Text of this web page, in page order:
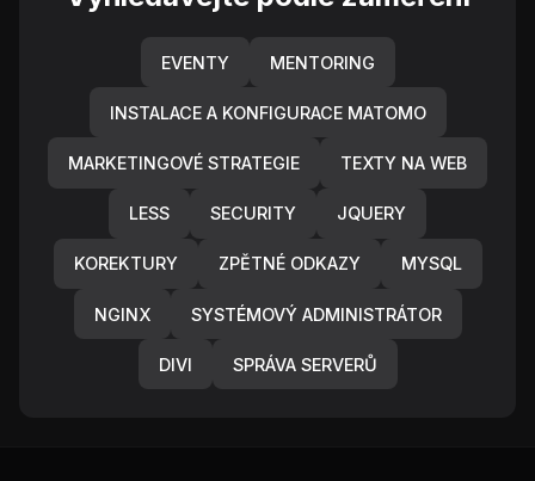
EVENTY MENTORING
INSTALACE A KONFIGURACE MATOMO
MARKETINGOVÉ STRATEGIE TEXTY NA WEB
LESS SECURITY JQUERY
KOREKTURY ZPĚTNÉ ODKAZY MYSQL
NGINX SYSTÉMOVÝ ADMINISTRÁTOR
DIVI SPRÁVA SERVERŮ